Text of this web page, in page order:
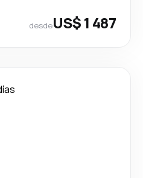
desdeUS$ 1 487